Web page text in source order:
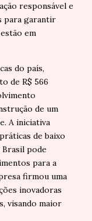
responsável e
para garantir
em
do país,
de R$ 566
de um
A iniciativa
de baixo
Brasil pode
para a
firmou uma
inovadoras
visando maior